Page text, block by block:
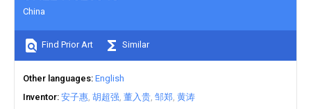
China
Find Prior Art Similar
Other languages English
Inventor 安子惠 胡超强 董入贵 邹郑 黄涛